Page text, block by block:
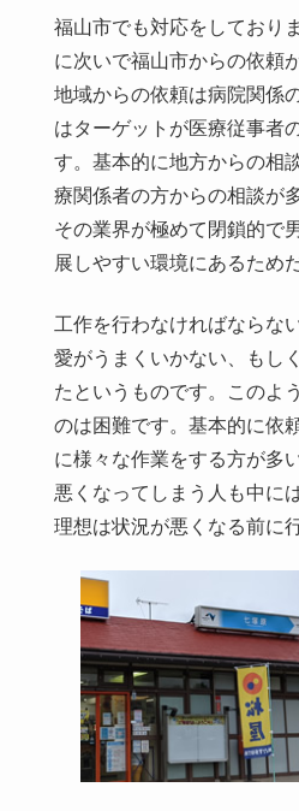
福山市でも対応をしており
に次いで福山市からの依頼
地域からの依頼は病院関係
はターゲットが医療従事者
す。基本的に地方からの相
療関係者の方からの相談が
その業界が極めて閉鎖的で
展しやすい環境にあるため
工作を行わなければならな
愛がうまくいかない、もし
たというものです。このよ
のは困難です。基本的に依
に様々な作業をする方が多
悪くなってしまう人も中に
理想は状況が悪くなる前に